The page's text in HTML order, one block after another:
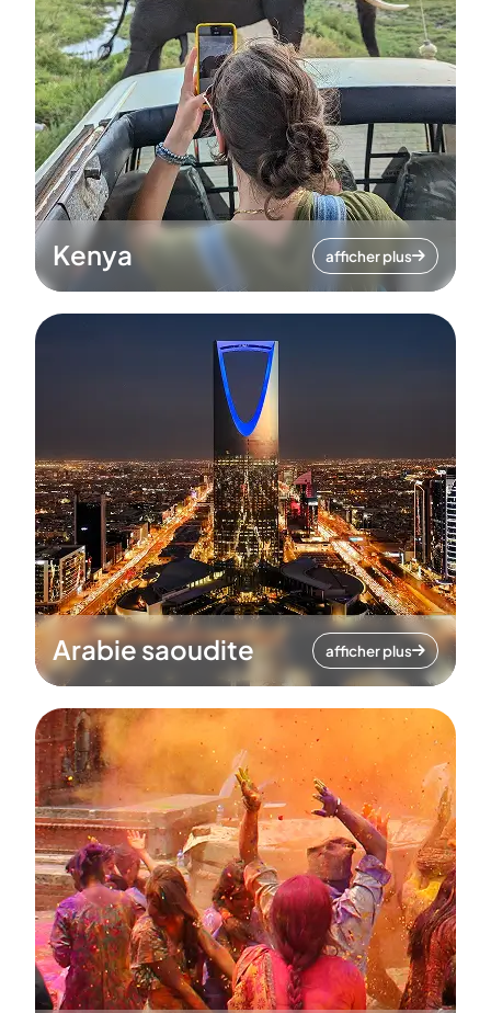
Kenya afficher plus
Arabie saoudite afficher plus